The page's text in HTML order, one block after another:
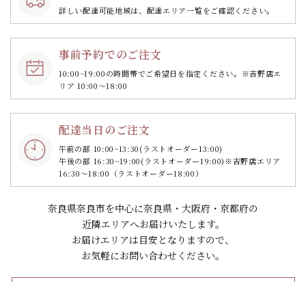
詳しい配達可能地域は、配達エリア一覧をご確認ください。
事前予約でのご注文
10:00~19:00の時間帯でご希望日を指定ください。 ※吉野店エ
リア 10:00～18:00
配達当日のご注文
午前の部 10:00~13:30(ラストオーダー13:00)
午後の部 16:30~19:00(ラストオーダー19:00)※吉野店エリア
16:30～18:00（ラストオーダー18:00）
奈良県奈良市を中心に奈良県・大阪府・京都府の
近隣エリアへお届けいたします。
お届けエリアは目安となりますので、
お気軽にお問い合わせください。